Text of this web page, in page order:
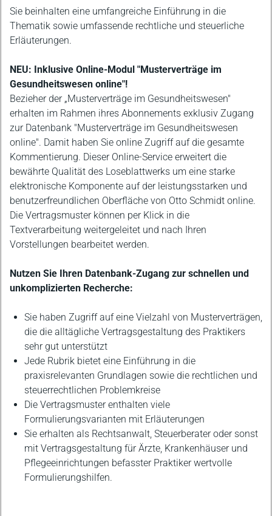
Sie beinhalten eine umfangreiche Einführung in die
Thematik sowie umfassende rechtliche und steuerliche
Erläuterungen.
NEU: Inklusive Online-Modul "Musterverträge im
Gesundheitswesen online"!
Bezieher der „Musterverträge im Gesundheitswesen"
erhalten im Rahmen ihres Abonnements exklusiv Zugang
zur Datenbank "Musterverträge im Gesundheitswesen
online". Damit haben Sie online Zugriff auf die gesamte
Kommentierung. Dieser Online-Service erweitert die
bewährte Qualität des Loseblattwerks um eine starke
elektronische Komponente auf der leistungsstarken und
benutzerfreundlichen Oberfläche von Otto Schmidt online.
Die Vertragsmuster können per Klick in die
Textverarbeitung weitergeleitet und nach Ihren
Vorstellungen bearbeitet werden.
Nutzen Sie Ihren Datenbank-Zugang zur schnellen und
unkomplizierten Recherche:
Sie haben Zugriff auf eine Vielzahl von Musterverträgen,
die die alltägliche Vertragsgestaltung des Praktikers
sehr gut unterstützt
Jede Rubrik bietet eine Einführung in die
praxisrelevanten Grundlagen sowie die rechtlichen und
steuerrechtlichen Problemkreise
Die Vertragsmuster enthalten viele
Formulierungsvarianten mit Erläuterungen
Sie erhalten als Rechtsanwalt, Steuerberater oder sonst
mit Vertragsgestaltung für Ärzte, Krankenhäuser und
Pflegeeinrichtungen befasster Praktiker wertvolle
Formulierungshilfen.